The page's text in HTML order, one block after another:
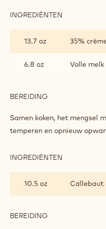
INGREDIËNTEN
DONKERE
13.7 oz 35%
6.8 oz Volle melk
BEREIDING
VAN
CHOCOLADE
Samen koken, het mengsel
temperen en opnieuw
INGREDIËNTEN
DONKERE
10.5 oz Callebaut
BEREIDING